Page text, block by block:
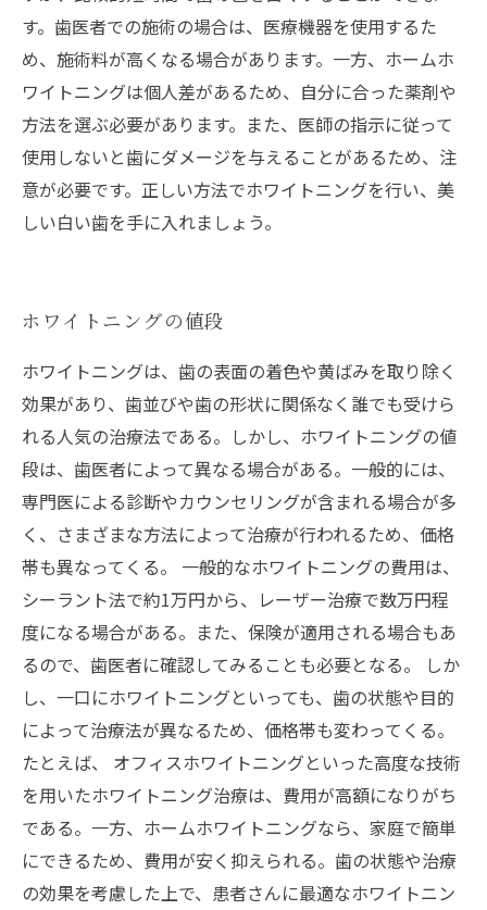
す。歯医者での施術の場合は、医療機器を使用するた
め、施術料が高くなる場合があります。一方、ホームホ
ワイトニングは個人差があるため、自分に合った薬剤や
方法を選ぶ必要があります。また、医師の指示に従って
使用しないと歯にダメージを与えることがあるため、注
意が必要です。正しい方法でホワイトニングを行い、美
しい白い歯を手に入れましょう。
ホワイトニングの値段
ホワイトニングは、歯の表面の着色や黄ばみを取り除く
効果があり、歯並びや歯の形状に関係なく誰でも受けら
れる人気の治療法である。しかし、ホワイトニングの値
段は、歯医者によって異なる場合がある。一般的には、
専門医による診断やカウンセリングが含まれる場合が多
く、さまざまな方法によって治療が行われるため、価格
帯も異なってくる。 一般的なホワイトニングの費用は、
シーラント法で約1万円から、レーザー治療で数万円程
度になる場合がある。また、保険が適用される場合もあ
るので、歯医者に確認してみることも必要となる。 しか
し、一口にホワイトニングといっても、歯の状態や目的
によって治療法が異なるため、価格帯も変わってくる。
たとえば、 オフィスホワイトニングといった高度な技術
を用いたホワイトニング治療は、費用が高額になりがち
である。一方、ホームホワイトニングなら、家庭で簡単
にできるため、費用が安く抑えられる。歯の状態や治療
の効果を考慮した上で、患者さんに最適なホワイトニン